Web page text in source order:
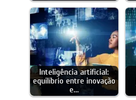
Inteligência artificial:
equilíbrio entre inovação
e…